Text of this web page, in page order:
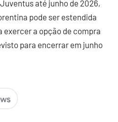
até junho de 2026,
pode ser estendida
exercer a opção de compra
para encerrar em junho